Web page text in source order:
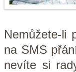
Nemůžete-li
na SMS
nevíte si